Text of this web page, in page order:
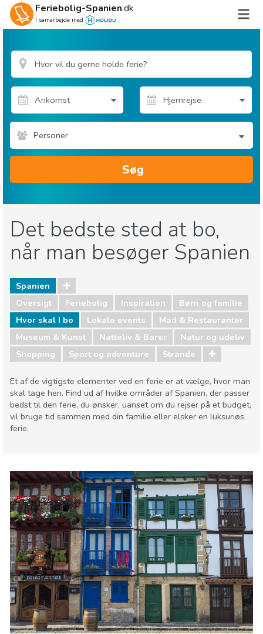
Feriebolig-Spanien.dk
I samarbejde med
Personer
Søg
Det bedste sted at bo,
når man besøger Spanien
Spanien
Oversigt
Feriebolig Inspiration
Børn og familie
Hvor skal I bo
Lokale events
Mad & Restauranter
Museum & Kunst
Natteliv & Barer
Natur og udeliv
Shopping
Sport og adventure Strande
Et af de vigtigste elementer ved en ferie er at vælge, hvor man
skal tage hen. Find ud af hvilke områder af Spanien, der passer
bedst til den ferie, du ønsker, uanset om du rejser på et budget,
vil bruge tid sammen med din familie eller elsker en luksuriøs
ferie.
Børn og familie
Hvor skal I bo
Lokale events
Mad & Restauranter
Museum & Kunst
Natteliv & Barer
Natur og udeliv
Shopping
Sport og adventure
Strande